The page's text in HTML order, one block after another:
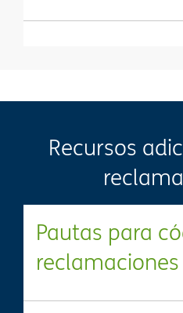
Recursos
Pautas para
reclamaciones​​